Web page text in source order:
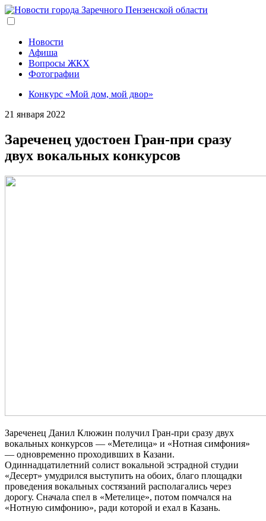
Перейти
к
содержанию
Новости
Афиша
Вопросы ЖКХ
Фотографии
Конкурс «Мой дом, мой двор»
21 января 2022
Зареченец удостоен Гран-при сразу
двух вокальных конкурсов
Зареченец Данил Клюжин получил Гран-при сразу двух
вокальных конкурсов — «Метелица» и «Нотная симфония»
— одновременно проходивших в Казани.
Одиннадцатилетний солист вокальной эстрадной студии
«Десерт» умудрился выступить на обоих, благо площадки
проведения вокальных состязаний располагались через
дорогу. Сначала спел в «Метелице», потом помчался на
«Нотную симфонию», ради которой и ехал в Казань.